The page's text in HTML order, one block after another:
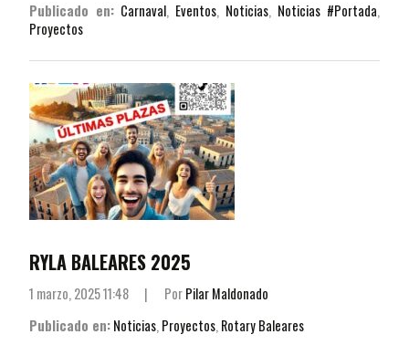
Publicado en: Carnaval, Eventos, Noticias, Noticias #Portada,
Proyectos
RYLA BALEARES 2025
1 marzo, 2025 11:48 | PorPilar Maldonado
Publicado en:Noticias, Proyectos, Rotary Baleares